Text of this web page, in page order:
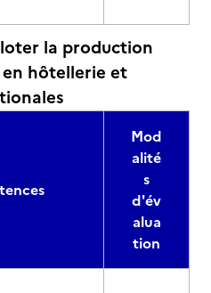
la production
hôtellerie et
Mod
alité
s
d'év
alua
tion